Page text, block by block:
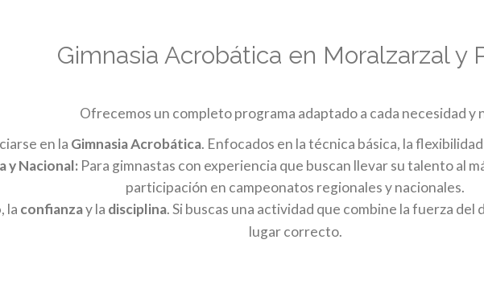
Gimnasia Acrobática en Moralzarzal y
Ofrecemos un completo programa adaptado a cada necesidad y
en la Gimnasia Acrobática. Enfocados en la técnica básica, la
y Nacional:Para gimnastas con experiencia que buscan llevar su talento al
participación en campeonatos regionales y nacionales.
, la confianzay la disciplina. Si buscas una actividad que combine la fuerza
lugar correcto.